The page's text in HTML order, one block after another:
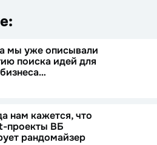
мы уже описывали
поиска идей для
нам кажется, что
проекты ВБ
рандомайзер